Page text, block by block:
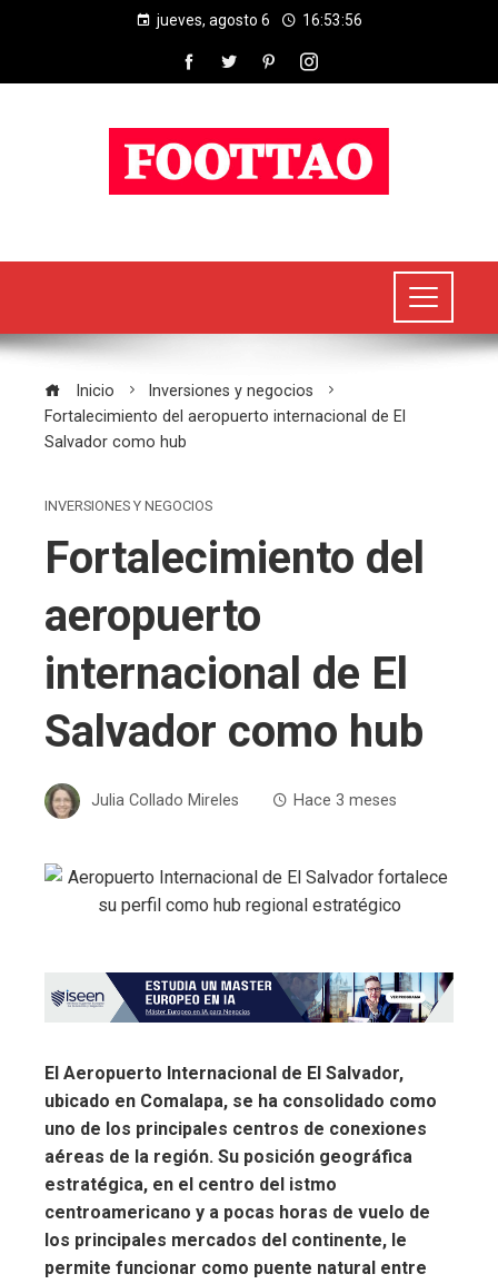
jueves, agosto 6 16:53:56
Inicio
Inversiones y negocios
Fortalecimiento del aeropuerto internacional de El
Salvador como hub
INVERSIONES Y NEGOCIOS
Fortalecimiento del
aeropuerto
internacional de El
Salvador como hub
Julia Collado Mireles Hace 3 meses
El Aeropuerto Internacional de El Salvador,
ubicado en Comalapa, se ha consolidado como
uno de los principales centros de conexiones
aéreas de la región. Su posición geográfica
estratégica, en el centro del istmo
centroamericano y a pocas horas de vuelo de
los principales mercados del continente, le
permite funcionar como puente natural entre